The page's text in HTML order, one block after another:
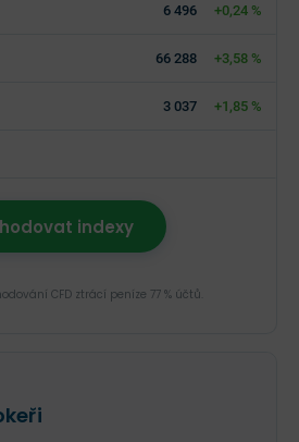
6 496 +0,24 %
66 288 +3,58 %
3 037 +1,85 %
indexy
CFD ztrácí peníze 77 % účtů.